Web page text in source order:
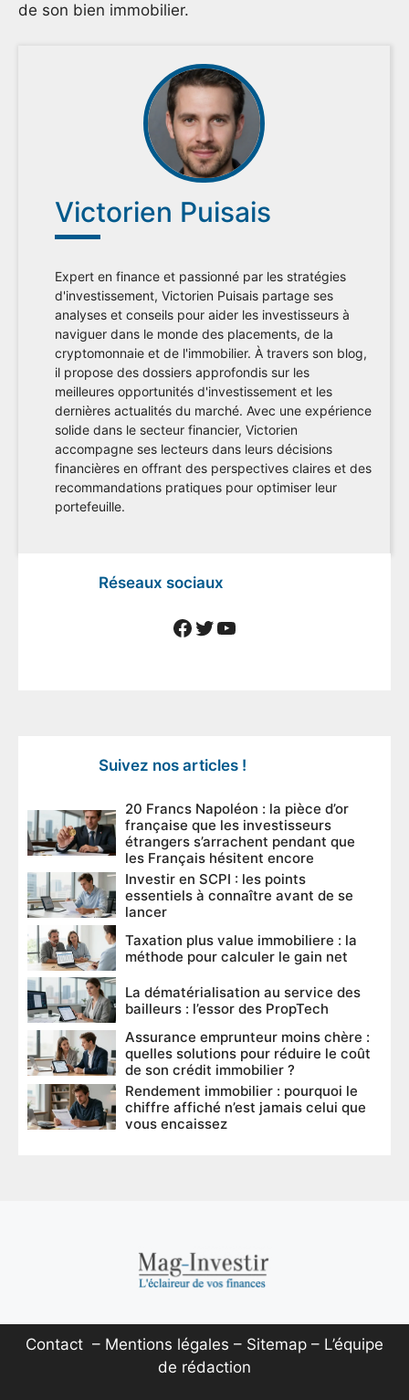
de son bien immobilier.
Victorien Puisais
Expert en finance et passionné par les stratégies
d'investissement, Victorien Puisais partage ses
analyses et conseils pour aider les investisseurs à
naviguer dans le monde des placements, de la
cryptomonnaie et de l'immobilier. À travers son blog,
il propose des dossiers approfondis sur les
meilleures opportunités d'investissement et les
dernières actualités du marché. Avec une expérience
solide dans le secteur financier, Victorien
accompagne ses lecteurs dans leurs décisions
financières en offrant des perspectives claires et des
recommandations pratiques pour optimiser leur
portefeuille.
Réseaux sociaux
Facebook
Twitter
YouTube
Suivez nos articles !
20 Francs Napoléon : la pièce d’or
française que les investisseurs
étrangers s’arrachent pendant que
les Français hésitent encore
Investir en SCPI : les points
essentiels à connaître avant de se
lancer
Taxation plus value immobiliere : la
méthode pour calculer le gain net
La dématérialisation au service des
bailleurs : l’essor des PropTech
Assurance emprunteur moins chère :
quelles solutions pour réduire le coût
de son crédit immobilier ?
Rendement immobilier : pourquoi le
chiffre affiché n’est jamais celui que
vous encaissez
Contact – Mentions légales – Sitemap – L’équipe
de rédaction